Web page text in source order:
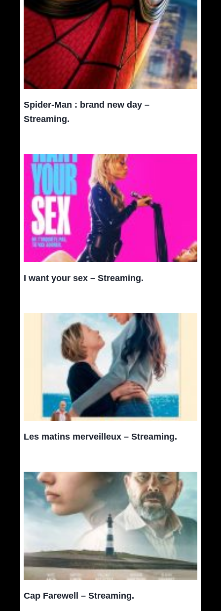
Spider-Man : brand new day –
Streaming.
I want your sex – Streaming.
Les matins merveilleux – Streaming.
Cap Farewell – Streaming.